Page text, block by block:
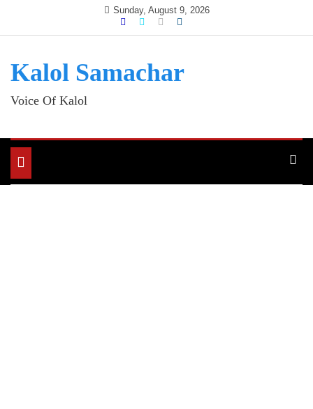
Sunday, August 9, 2026
Kalol Samachar
Voice Of Kalol
Toggle
navigation